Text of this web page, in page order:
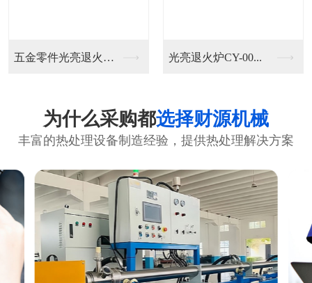
五金零件光亮退火炉C... 光亮退火炉CY-00...
为什么采购都选择财源机械
丰富的热处理设备制造经验，提供热处理解决方案